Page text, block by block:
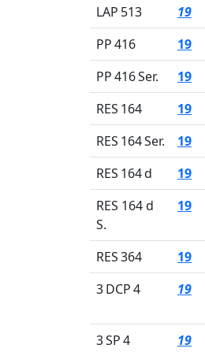
LAP 513
19
PP 416
19
PP 416 Ser.
19
RES 164
19
RES 164 Ser.
19
RES 164 d
19
RES 164 d
S.
19
RES 364 19
3 DCP 4
19
3 SP 4 19